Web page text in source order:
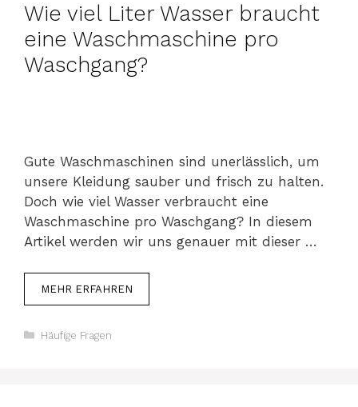
Wie viel Liter Wasser braucht
eine Waschmaschine pro
Waschgang?
Gute Waschmaschinen sind unerlässlich, um
unsere Kleidung sauber und frisch zu halten.
Doch wie viel Wasser verbraucht eine
Waschmaschine pro Waschgang? In diesem
Artikel werden wir uns genauer mit dieser …
MEHR ERFAHREN
Kategorien
Häufige Fragen